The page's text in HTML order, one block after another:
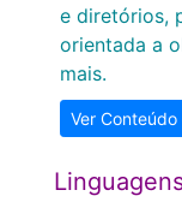
e diretórios,
orientada a
mais.
Ver